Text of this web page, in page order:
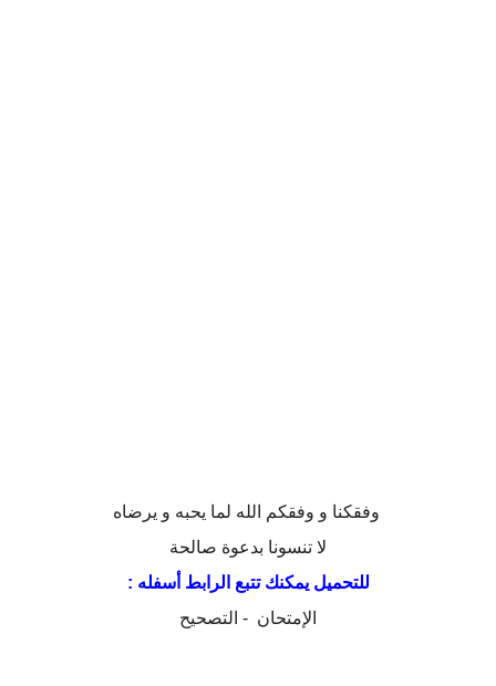
وفقكنا و وفقكم الله لما يحبه و يرضاه
لا تنسونا بدعوة صالحة
للتحميل يمكنك تتبع الرابط أسفله :
الإمتحان - التصحيح